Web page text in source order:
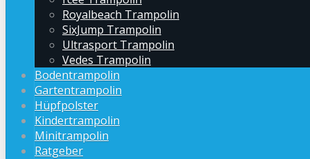
Royalbeach Trampolin
SixJump Trampolin
Ultrasport Trampolin
Vedes Trampolin
Bodentrampolin
Gartentrampolin
Hüpfpolster
Kindertrampolin
Minitrampolin
Ratgeber